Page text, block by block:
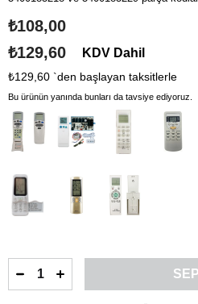
₺108,00
KDV Dahil
₺129,60
₺129,60 `den başlayan taksitlerle
Bu ürünün yanında bunları da tavsiye ediyoruz.